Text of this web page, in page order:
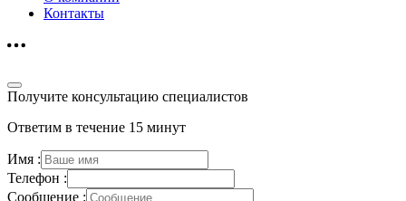
Контакты
Получите консультацию специалистов
Ответим в течение 15 минут
Имя :
Телефон :
Сообщение :